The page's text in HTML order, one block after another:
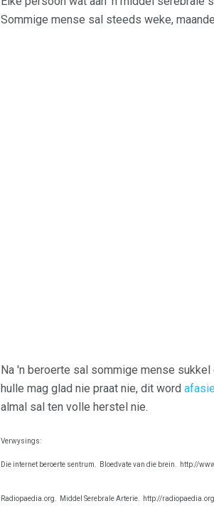
Sommige mense sal steeds weke,
Na 'n beroerte sal sommige mense
hulle mag glad nie praat nie, dit word
almal sal ten volle herstel nie.
Verwysings:
Die internet beroerte sentrum. Bloedvate van die brein. http://
Radiopaedia.org. Middel Serebrale Arterie. http://